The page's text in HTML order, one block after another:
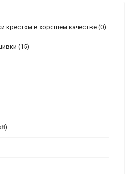
крестом в хорошем качестве (0)
(15)